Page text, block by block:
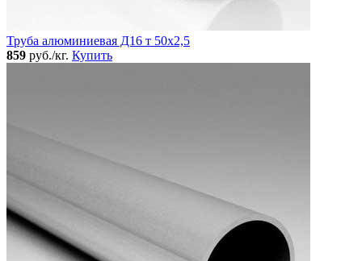
Труба алюминиевая Д16 т 50х2,5
859 руб./кг. Купить